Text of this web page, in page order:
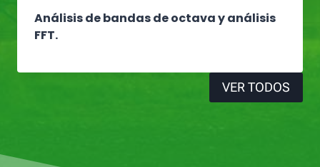
Análisis de bandas de octava y análisis
FFT.
VER TODOS